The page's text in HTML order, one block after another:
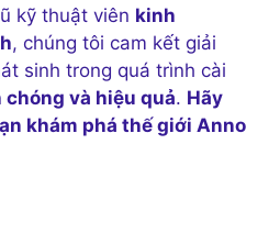
kỹ thuật viên kinh
, chúng tôi cam kết giải
sinh trong quá trình cài
chóng và hiệu quả. Hãy
khám phá thế giới Anno